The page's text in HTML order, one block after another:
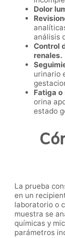
Dolor
análisis
Control
renales.
urinario
Fatiga
orina
estado
La prueba
en un
laboratorio o
muestra se
químicas y
parámetros